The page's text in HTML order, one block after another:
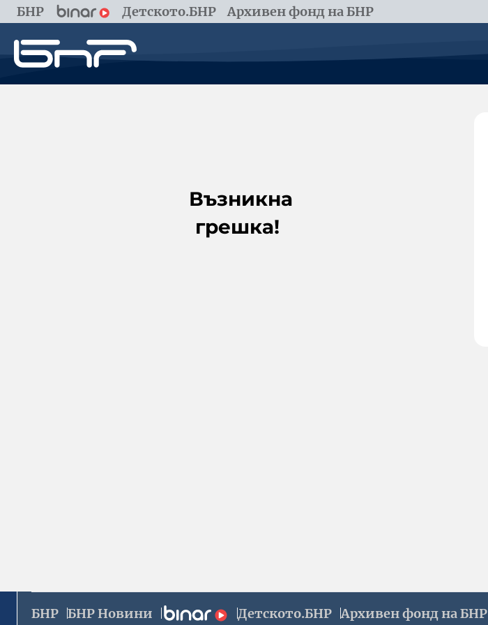
БНР Детското.БНР Архивен фонд на БНР
Възникна
грешка!
БНР БНР Новини Детското.БНР Архивен фонд на БНР